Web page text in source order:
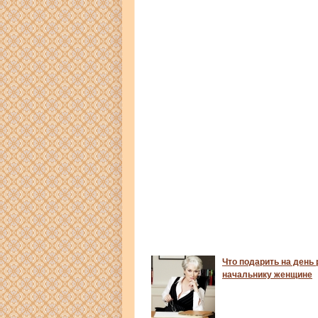
Что подарить на день
начальнику женщине